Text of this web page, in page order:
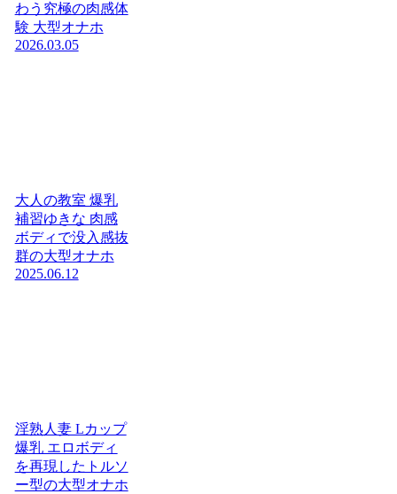
わう究極の肉感体
験 大型オナホ
2026.03.05
大人の教室 爆乳
補習ゆきな 肉感
ボディで没入感抜
群の大型オナホ
2025.06.12
淫熟人妻 Lカップ
爆乳 エロボディ
を再現したトルソ
ー型の大型オナホ